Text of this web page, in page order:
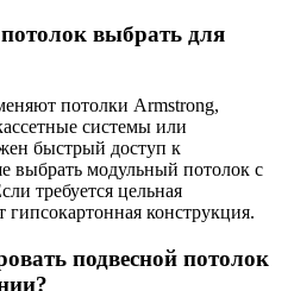
выбрать для
потолки Armstrong,
системы или
быстрый доступ к
выбрать модульный потолок с
требуется цельная
гипсокартонная конструкция.
подвесной потолок